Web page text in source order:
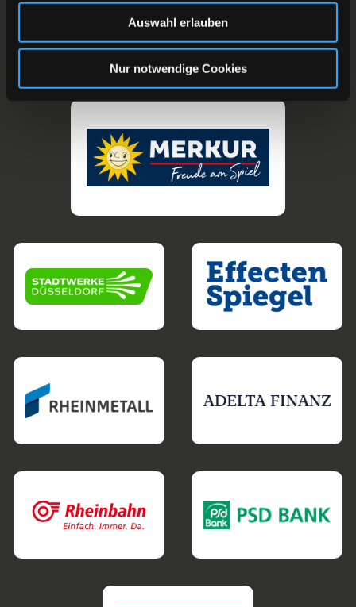
Auswahl erlauben
Nur notwendige Cookies